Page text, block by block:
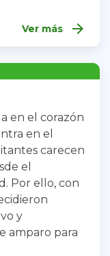
Ver más arrow_forward
en el corazón
en el
carecen
el
Por ello, con
y
amparo para